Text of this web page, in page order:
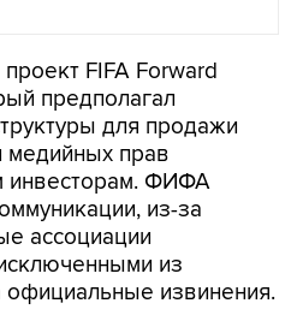
FIFA Forward
предполагал
для продажи
медийных прав
инвесторам. ФИФА
из-за
ассоциации
из
официальные извинения.